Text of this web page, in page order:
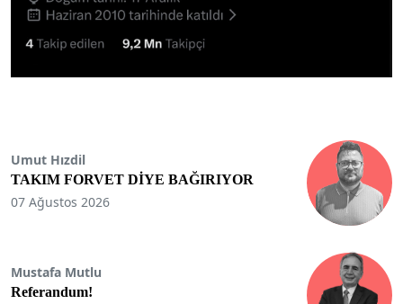
Umut Hızdil
TAKIM FORVET DİYE BAĞIRIYOR
07 Ağustos 2026
Mustafa Mutlu
Referandum!